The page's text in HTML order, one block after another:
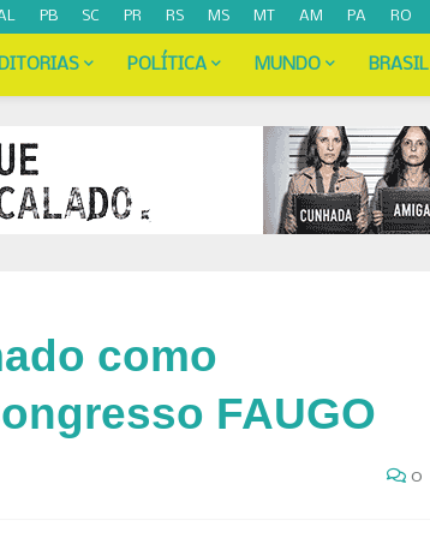
PB SC PR RS MS MT AM PA RO
POLÍTICA MUNDO BRASIL
como
FAUGO
0